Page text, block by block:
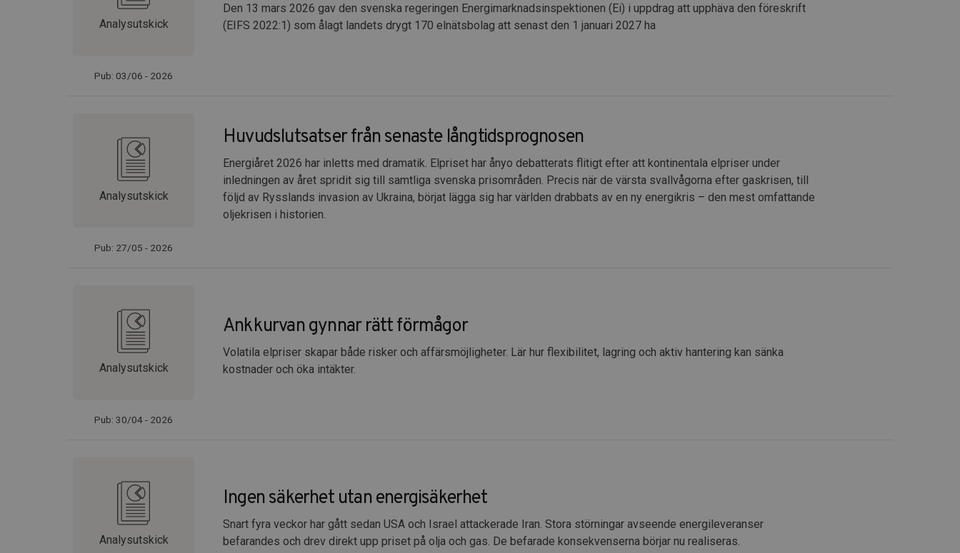
Analysutskick
Pub: 03/06 - 2026
Den 13 mars 2026 gav den svenska regeringen Energimarknadsinspektionen (Ei) i uppdrag att upphäva den föreskrift
(EIFS 2022:1) som ålagt landets drygt 170 elnätsbolag att senast den 1 januari 2027 ha
Analysutskick
Pub: 27/05 - 2026
Huvudslutsatser från senaste långtidsprognosen
Energiåret 2026 har inletts med dramatik. Elpriset har ånyo debatterats flitigt efter att kontinentala elpriser under
inledningen av året spridit sig till samtliga svenska prisområden. Precis när de värsta svallvågorna efter gaskrisen, till
följd av Rysslands invasion av Ukraina, börjat lägga sig har världen drabbats av en ny energikris – den mest omfattande
oljekrisen i historien.
Analysutskick
Pub: 30/04 - 2026
Ankkurvan gynnar rätt förmågor
Volatila elpriser skapar både risker och affärsmöjligheter. Lär hur flexibilitet, lagring och aktiv hantering kan sänka
kostnader och öka intäkter.
Analysutskick
Ingen säkerhet utan energisäkerhet
Snart fyra veckor har gått sedan USA och Israel attackerade Iran. Stora störningar avseende energileveranser
befarandes och drev direkt upp priset på olja och gas. De befarade konsekvenserna börjar nu realiseras.